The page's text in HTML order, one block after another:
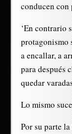
conducen
‘En contrario
protagonismo
a encallar, a
para después
quedar
Lo mismo
Por su parte